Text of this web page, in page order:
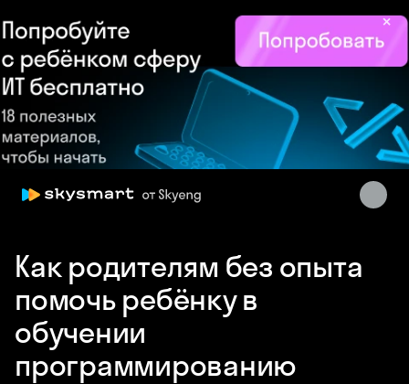
×
Как родителям без опыта
помочь ребёнку в
обучении
программированию
Skysmart Chat
online